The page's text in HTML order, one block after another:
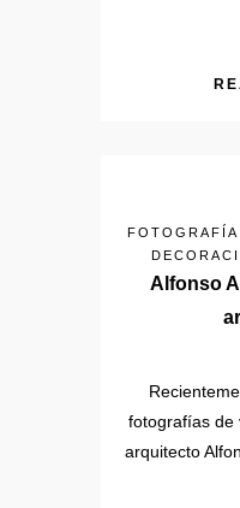
Alfonso
fotografías de
arquitecto